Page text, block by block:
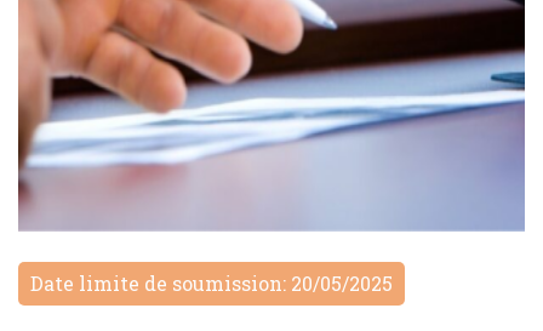
Date limite de soumission: 20/05/2025